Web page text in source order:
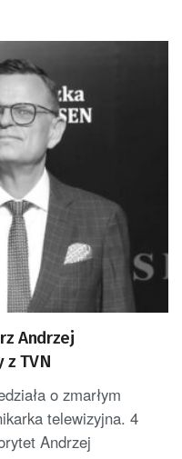
Andrzej
TVN
o zmarłym
telewizyjna. 4
Andrzej